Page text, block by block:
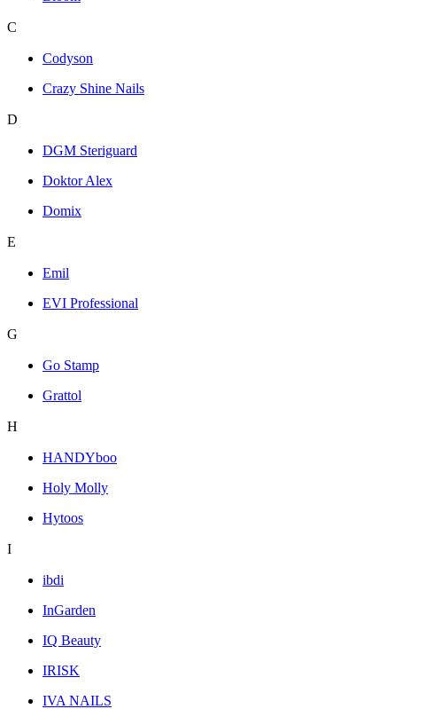
C
Codyson
Crazy Shine Nails
D
DGM Steriguard
Doktor Alex
Domix
E
Emil
EVI Professional
G
Go Stamp
Grattol
H
HANDYboo
Holy Molly
Hytoos
I
ibdi
InGarden
IQ Beauty
IRISK
IVA NAILS